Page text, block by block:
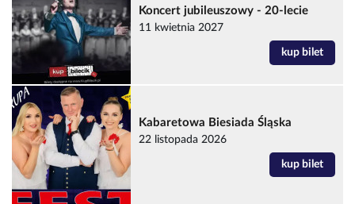
Koncert jubileuszowy - 20-lecie
11 kwietnia 2027
kup bilet
Kabaretowa Biesiada Śląska
22 listopada 2026
kup bilet